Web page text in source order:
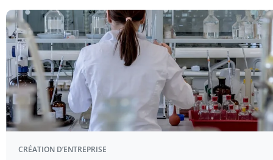
CRÉATION D’ENTREPRISE